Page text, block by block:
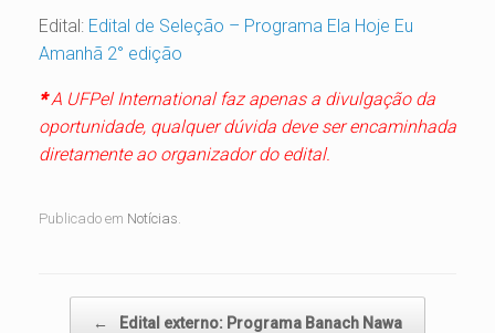
Edital: Edital de Seleção – Programa Ela Hoje Eu
Amanhã 2° edição
*A UFPel International faz apenas a divulgação da
oportunidade, qualquer dúvida deve ser encaminhada
diretamente ao organizador do edital.
Publicado em Notícias
← Edital externo: Programa Banach Nawa